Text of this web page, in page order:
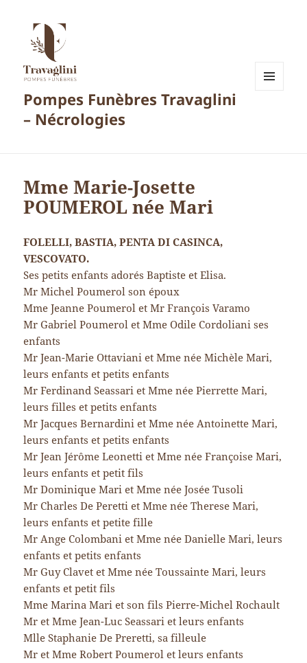
Pompes Funèbres Travaglini
– Nécrologies
Mme Marie-Josette
POUMEROL née Mari
FOLELLI, BASTIA, PENTA DI CASINCA,
VESCOVATO.
Ses petits enfants adorés Baptiste et Elisa.
Mr Michel Poumerol son époux
Mme Jeanne Poumerol et Mr François Varamo
Mr Gabriel Poumerol et Mme Odile Cordoliani ses
enfants
Mr Jean-Marie Ottaviani et Mme née Michèle Mari,
leurs enfants et petits enfants
Mr Ferdinand Seassari et Mme née Pierrette Mari,
leurs filles et petits enfants
Mr Jacques Bernardini et Mme née Antoinette Mari,
leurs enfants et petits enfants
Mr Jean Jérôme Leonetti et Mme née Françoise Mari,
leurs enfants et petit fils
Mr Dominique Mari et Mme née Josée Tusoli
Mr Charles De Peretti et Mme née Therese Mari,
leurs enfants et petite fille
Mr Ange Colombani et Mme née Danielle Mari, leurs
enfants et petits enfants
Mr Guy Clavet et Mme née Toussainte Mari, leurs
enfants et petit fils
Mme Marina Mari et son fils Pierre-Michel Rochault
Mr et Mme Jean-Luc Seassari et leurs enfants
Mlle Staphanie De Preretti, sa filleule
Mr et Mme Robert Poumerol et leurs enfants